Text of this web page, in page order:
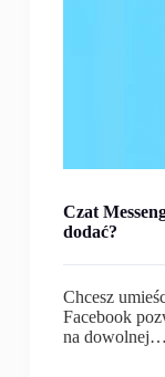
Czat
dodać?
Chcesz
Facebook
na dowolnej…